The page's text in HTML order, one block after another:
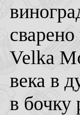
Velka
века в
в бочку